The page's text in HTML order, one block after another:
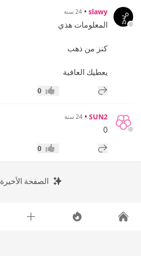
slawy
• 24 سنة
المعلومات هذي
كنز من ذهب
يعطيك العافية
إضافة رد جديد إعجاب0
SUN2
• 24 سنة
0
إضافة رد جديد إعجاب0
الصفحة الأخيرة